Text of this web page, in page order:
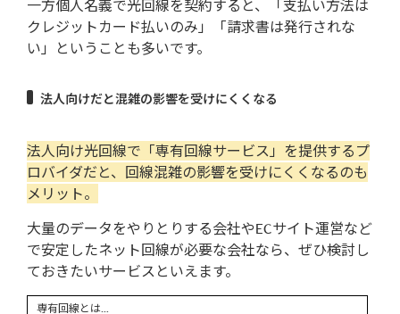
一方個人名義で光回線を契約すると、「支払い方法は
クレジットカード払いのみ」「請求書は発行されな
い」ということも多いです。
法人向けだと混雑の影響を受けにくくなる
法人向け光回線で「専有回線サービス」を提供するプ
ロバイダだと、回線混雑の影響を受けにくくなるのも
メリット。
大量のデータをやりとりする会社やECサイト運営など
で安定したネット回線が必要な会社なら、ぜひ検討し
ておきたいサービスといえます。
専有回線とは…